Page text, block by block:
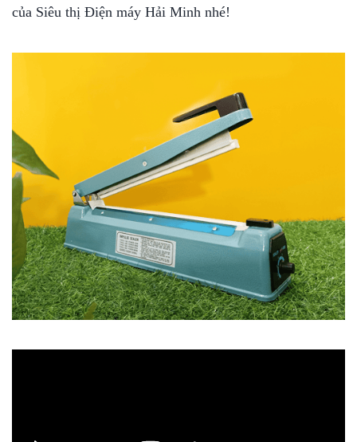
của Siêu thị Điện máy Hải Minh nhé!